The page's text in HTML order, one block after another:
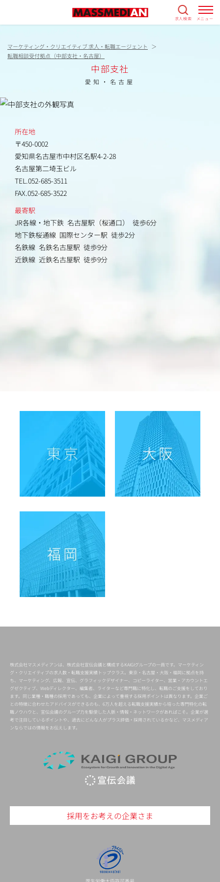
求人検索 メニュー
マーケティング・クリエイティブ 求人・転職エージェント
転職相談受付拠点（中部支社・名古屋）
中部支社
愛知・名古屋
所在地
〒450-0002
愛知県名古屋市中村区名駅4-2-28
名古屋第二埼玉ビル
TEL.052-685-3511
FAX.052-685-3522
最寄駅
JR各線・地下鉄 名古屋駅（桜通口） 徒歩6分
地下鉄桜通線 国際センター駅 徒歩2分
名鉄線 名鉄名古屋駅 徒歩9分
近鉄線 近鉄名古屋駅 徒歩9分
株式会社マスメディアンは、株式会社宣伝会議と構成するKAIGIグループの一員です。マーケティン
グ・クリエイティブの求人数・転職支援実績トップクラス。東京・名古屋・大阪・福岡に拠点を持
ち、マーケティング、広報、宣伝、グラフィックデザイナー、コピーライター、営業・アカウントエ
グゼクティブ、Webディレクター、編集者、ライターなど専門職に特化し、転職のご支援をしており
ます。同じ業種・職種の採用であっても、企業によって重視する採用ポイントは異なります。企業ご
との特徴に合わせたアドバイスができるのも、6万人を超える転職支援実績から培った専門特化の転
職ノウハウと、宣伝会議のグループ力を駆使した人脈・情報・ネットワークがあればこそ。企業が選
考で注目しているポイントや、過去にどんな人がプラス評価・採用されているかなど、マスメディア
ンならではの情報をお伝えします。
採用をお考えの企業さま